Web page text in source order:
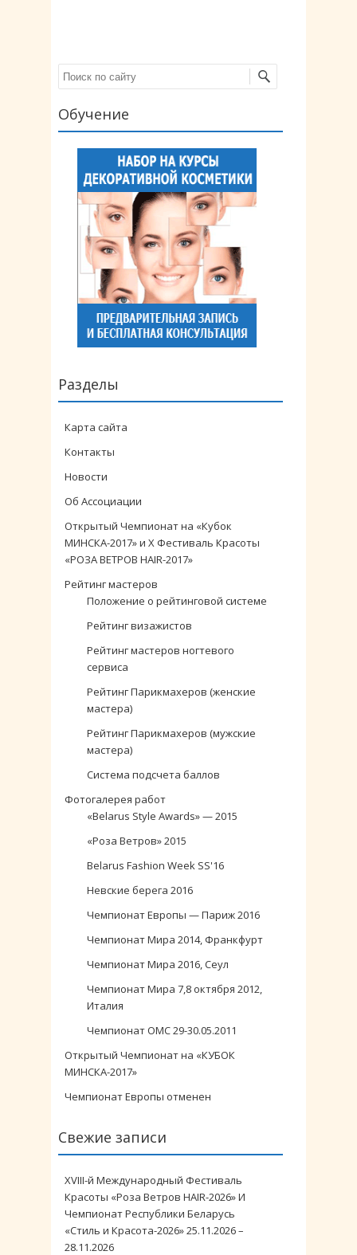
Поиск
Обучение
Разделы
Карта сайта
Контакты
Новости
Об Ассоциации
Открытый Чемпионат на «Кубок
МИНСКА-2017» и X Фестиваль Красоты
«РОЗА ВЕТРОВ HAIR-2017»
Рейтинг мастеров
Положение о рейтинговой системе
Рейтинг визажистов
Рейтинг мастеров ногтевого
сервиса
Рейтинг Парикмахеров (женские
мастера)
Рейтинг Парикмахеров (мужские
мастера)
Система подсчета баллов
Фотогалерея работ
«Belarus Style Awards» — 2015
«Роза Ветров» 2015
Belarus Fashion Week SS'16
Невские берега 2016
Чемпионат Европы — Париж 2016
Чемпионат Мира 2014, Франкфурт
Чемпионат Мира 2016, Сеул
Чемпионат Мира 7,8 октября 2012,
Италия
Чемпионат ОМС 29-30.05.2011
Открытый Чемпионат на «КУБОК
МИНСКА-2017»
Чемпионат Европы отменен
Свежие записи
XVIII-й Международный Фестиваль
Красоты «Роза Ветров HAIR-2026» И
Чемпионат Республики Беларусь
«Стиль и Красота-2026» 25.11.2026 –
28.11.2026